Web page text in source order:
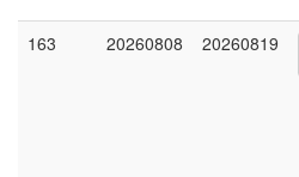
163 20260808 20260819